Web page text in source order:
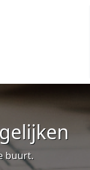
buurt.